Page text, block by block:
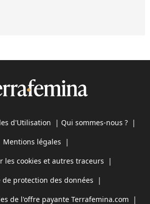
d'Utilisation | Qui sommes-nous ? |
Mentions légales |
les cookies et autres traceurs |
de protection des données |
de l'offre payante Terrafemina.com |